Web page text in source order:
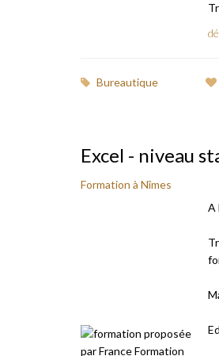
Bureautique
Excel - niveau
Formation à Nîmes
A